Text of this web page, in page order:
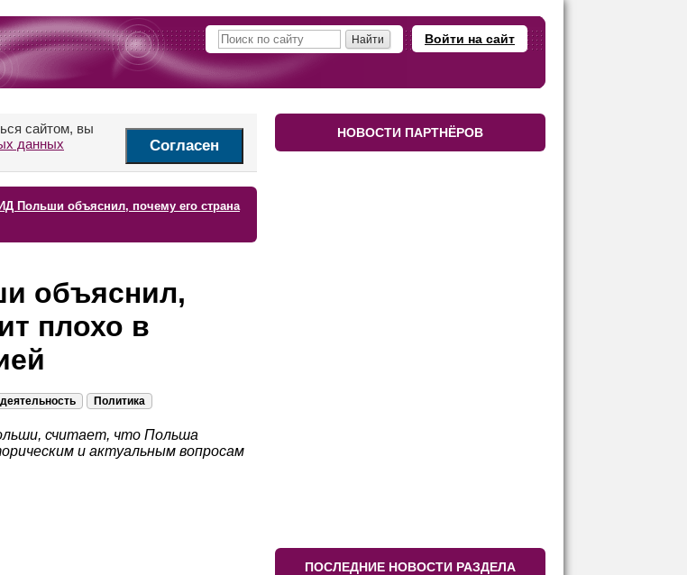
Войти на сайт
сайтом, вы
данных Согласен
Польши объяснил, почему его страна
объяснил,
плохо в
Политика
считает, что Польша
и актуальным вопросам
НОВОСТИ ПАРТНЁРОВ
ПОСЛЕДНИЕ НОВОСТИ РАЗДЕЛА